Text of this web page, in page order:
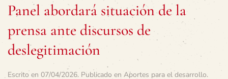
Panel abordará situación de la
prensa ante discursos de
deslegitimación
Escrito en 07/04/2026. Publicado en Aportes para el desarrollo.